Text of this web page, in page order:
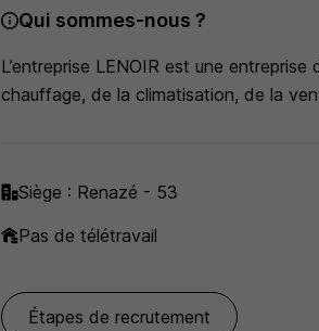
Qui sommes-nous ?
L’entreprise LENOIR est une
chauffage, de la climatisation, de la
Siège : Renazé - 53
Pas de télétravail
Étapes de recrutement